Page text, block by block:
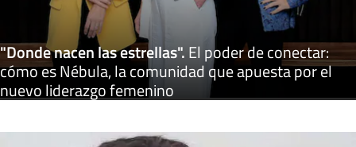
"Donde nacen las estrellas".El poder de conectar:
cómo es Nébula, la comunidad que apuesta por el
nuevo liderazgo femenino